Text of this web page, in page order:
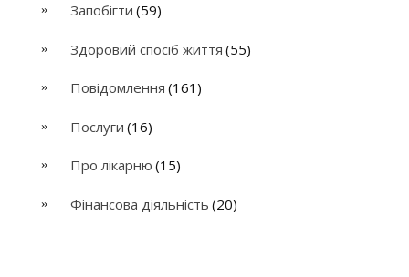
Запобігти (59)
Здоровий спосіб життя (55)
Повідомлення (161)
Послуги (16)
Про лікарню (15)
Фінансова діяльність (20)